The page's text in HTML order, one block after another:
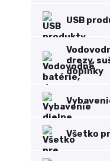
USB
drezy,
doplnky
Všetko